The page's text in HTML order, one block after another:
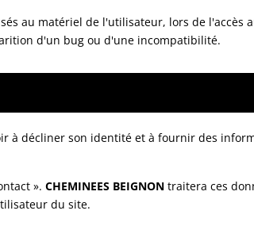
au matériel de l'utilisateur, lors de l'accès
d'un bug ou d'une incompatibilité.
à décliner son identité et à fournir des
». CHEMINEES BEIGNON traitera ces
du site.